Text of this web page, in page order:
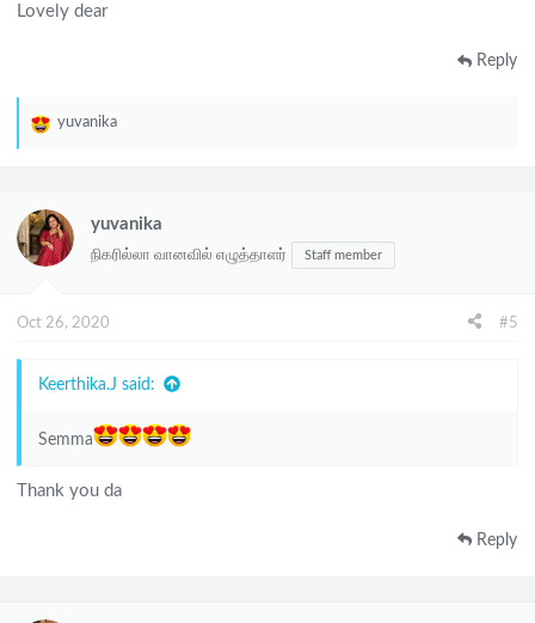
:
Lovely dear
Reply
R
c
t
i
n
yuvanika
yuvanika
நிகரில்லா வானவில் எழுத்தாளர் Staff member
Oct 26, 2020 #5
Keerthika.J said:
Semma
Thank you da
Reply